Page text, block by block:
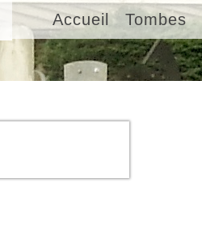
Accueil Tombes